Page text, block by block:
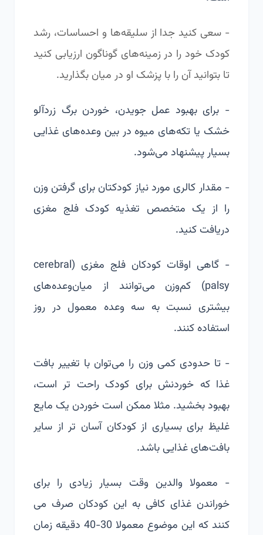
- سعی کنید جدا از سلیقه‌ها و احساسات، رشد
کودک خود را در زمینه‌های گوناگون ارزیابی کنید
تا بتوانید آن را با پزشک او در میان بگذارید.
- برای بهبود عمل جویدن، خوردن برگ زردآلو
خشک یا تکه‌های میوه در بین وعده‌های غذایی
بسیار پیشنهاد می‌شود.
- مقدار کالری مورد نیاز کودکتان برای گرفتن وزن
را از یک متخصص تغذیه کودک فلج مغزی
دریافت کنید.
- گاهی اوقات کودکان فلج مغزی (cerebral
palsy) کم‌وزن می‌توانند از میان‌وعده‌های
بیشتری نسبت به سه وعده معمول در روز
استفاده کنند.
- تا حدودی کمی وزن را می‌توان با تغییر بافت
غذا که خوردنش برای کودک راحت تر است،
بهبود بخشید. مثلا ممکن است خوردن یک مایع
غلیظ برای بسیاری از کودکان آسان تر از سایر
بافت‌های غذایی باشد.
- معمولا والدین وقت بسیار زیادی را برای
خوراندن غذای کافی به این کودکان صرف می
کنند که این موضوع معمولا 30-40 دقیقه زمان